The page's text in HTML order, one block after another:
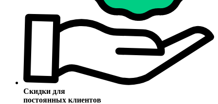
Скидки для
постоянных клиентов